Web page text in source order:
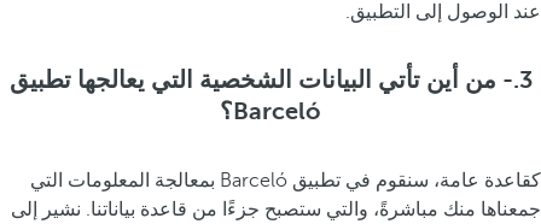
عند الوصول إلى التطبيق.
3.- من أين تأتي البيانات الشخصية التي يعالجها تطبيق
Barceló؟
كقاعدة عامة، سنقوم في تطبيق Barceló بمعالجة المعلومات التي
جمعناها منك مباشرةً، والتي ستصبح جزءًا من قاعدة بياناتنا. نشير إلى